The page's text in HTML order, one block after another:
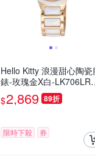
Hello Kitty 浪漫甜心陶瓷
錶-玫瑰金X白-
-32mm
$2,869 89折
限時下殺 券